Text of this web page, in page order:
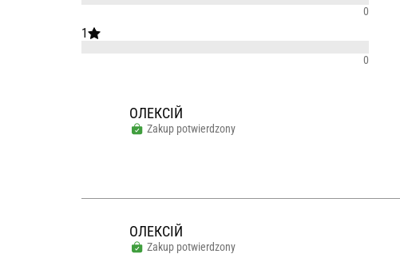
0
1
0
ОЛЕКСІЙ
Zakup potwierdzony
ОЛЕКСІЙ
Zakup potwierdzony